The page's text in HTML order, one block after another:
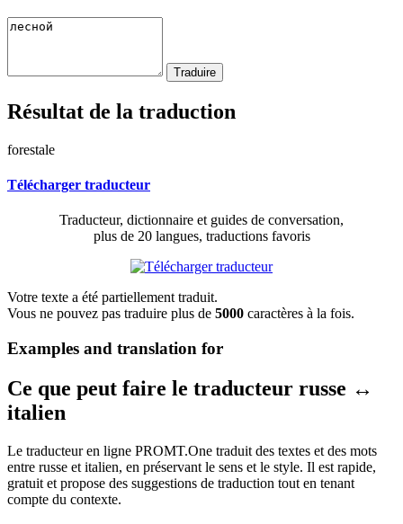
Résultat de la traduction
forestale
Télécharger traducteur
Traducteur, dictionnaire et guides de conversation,
plus de 20 langues, traductions favoris
Votre texte a été partiellement traduit.
Vous ne pouvez pas traduire plus de 5000 caractères à la fois.
Examples and translation for
Ce que peut faire le traducteur russe ↔
italien
Le traducteur en ligne PROMT.One traduit des textes et des mots
entre russe et italien, en préservant le sens et le style. Il est rapide,
gratuit et propose des suggestions de traduction tout en tenant
compte du contexte.